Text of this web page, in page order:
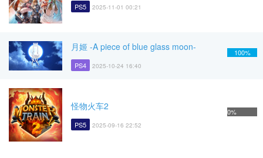
PS5 2025-11-01 00:21
月姬 -A piece of blue glass moon-
PS4 2025-10-24 16:40
100%
怪物火车2
PS5 2025-09-16 22:52
0%